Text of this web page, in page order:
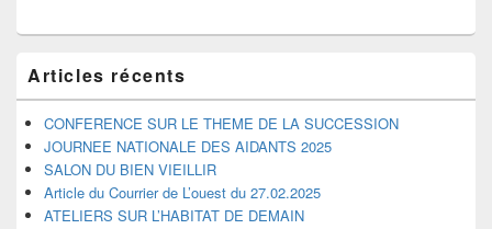
pour
barre
latérale
Articles récents
CONFERENCE SUR LE THEME DE LA SUCCESSION
JOURNEE NATIONALE DES AIDANTS 2025
SALON DU BIEN VIEILLIR
Article du Courrier de L’ouest du 27.02.2025
ATELIERS SUR L’HABITAT DE DEMAIN